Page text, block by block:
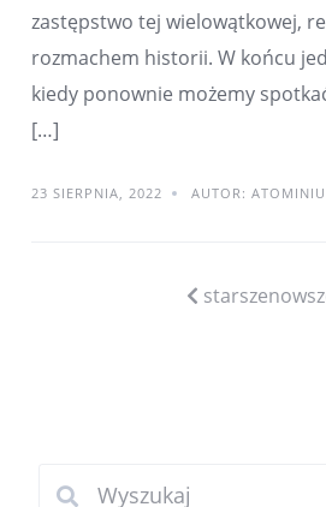
zastępstwo tej wielowątkowej,
rozmachem historii. W końcu
kiedy ponownie możemy
[…]
23 SIERPNIA, 2022 AUTOR:
starsze